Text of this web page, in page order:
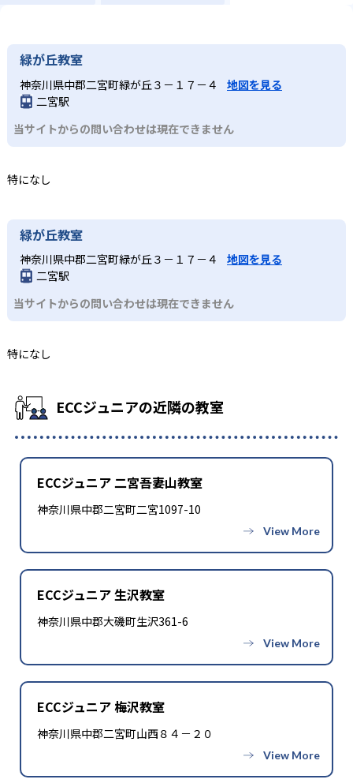
緑が丘教室
神奈川県中郡二宮町緑が丘３－１７－４
地図を見る
二宮駅
当サイトからの問い合わせは現在できません
特になし
緑が丘教室
神奈川県中郡二宮町緑が丘３－１７－４
地図を見る
二宮駅
当サイトからの問い合わせは現在できません
特になし
ECCジュニアの近隣の教室
ECCジュニア 二宮吾妻山教室
神奈川県中郡二宮町二宮1097-10
ECCジュニア 生沢教室
神奈川県中郡大磯町生沢361-6
ECCジュニア 梅沢教室
神奈川県中郡二宮町山西８４－２０